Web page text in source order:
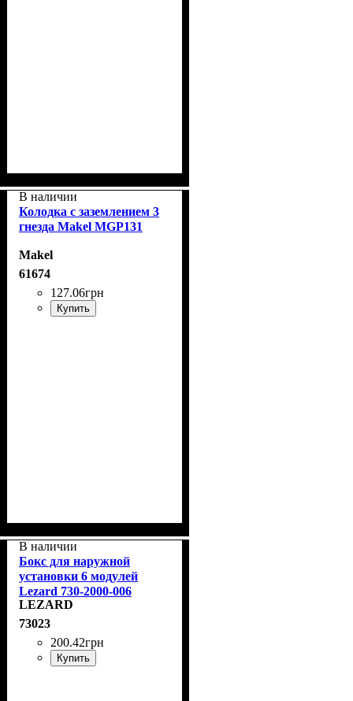
В наличии
Колодка с заземлением 3
гнезда Makel MGP131
Makel
61674
127.06грн
Купить
В наличии
Бокс для наружной
установки 6 модулей
Lezard 730-2000-006
LEZARD
73023
200.42грн
Купить